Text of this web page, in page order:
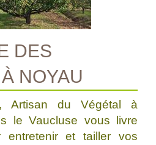
DES
NOYAU
Artisan du Végétal à
le Vaucluse vous livre
entretenir et tailler vos